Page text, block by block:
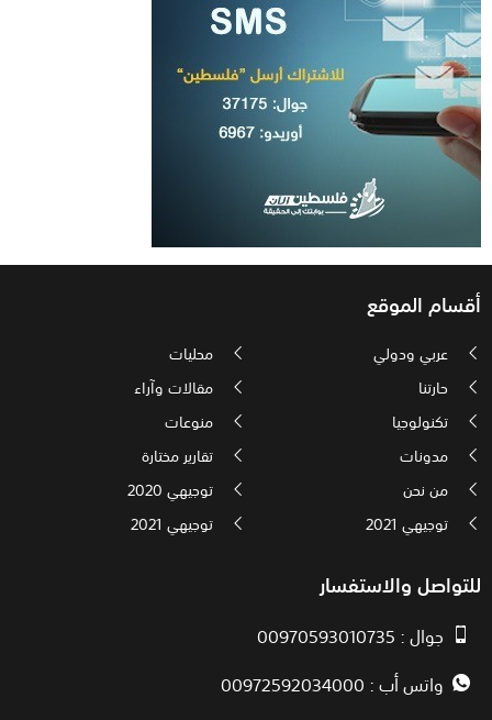
أقسام الموقع
عربي ودولي
محليات
حارتنا
مقالات وآراء
تكنولوجيا
منوعات
مدونات
تقارير مختارة
من نحن
توجيهي 2020
توجيهي 2021
توجيهي 2021
للتواصل والاستفسار
جوال : 00970593010735
واتس أب : 00972592034000